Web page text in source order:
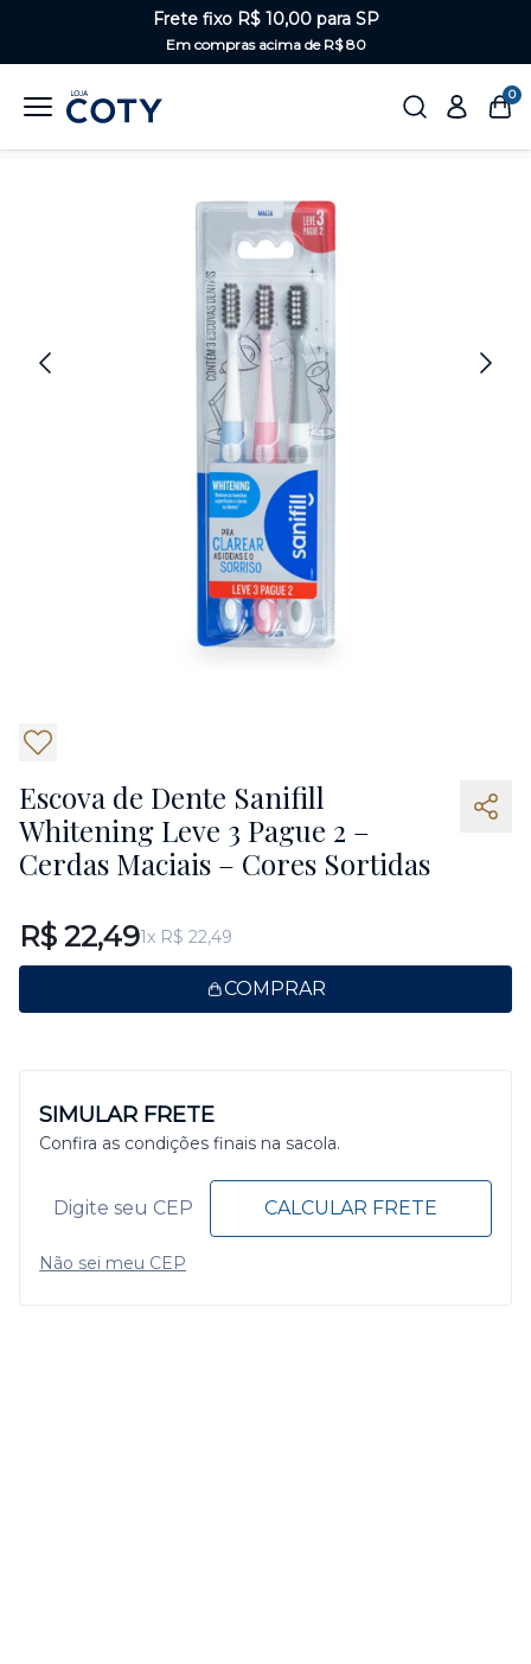
Frete fixo R$ 10,00 para SP
Em compras acima de R$ 80
0
Escova de Dente Sanifill
Whitening Leve 3 Pague 2 –
Cerdas Maciais – Cores Sortidas
R$ 22,491x R$ 22,49
COMPRAR
SIMULAR FRETE
Confira as condições finais na sacola.
CALCULAR FRETE
Não sei meu CEP